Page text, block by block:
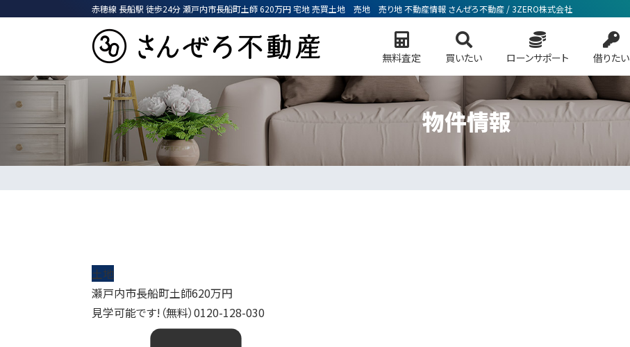
赤穂線 長船駅 徒歩24分 瀬戸内市長船町土師 620万円 宅地 売買土地 売地 売り地 不動産情報 さんぜろ不動産 / 3ZERO株式会社
無料査定 買いたい ローンサポート 借りたい
物件情報
土地
瀬戸内市長船町土師620万円
見学可能です!（無料）0120-128-030